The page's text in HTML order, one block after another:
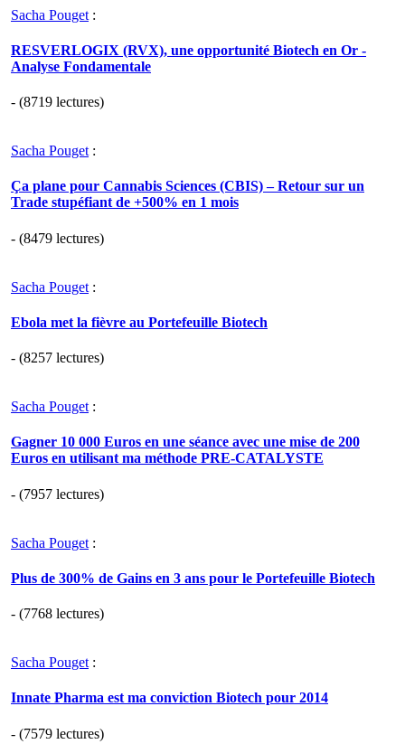
Sacha Pouget :
RESVERLOGIX (RVX), une opportunité Biotech en Or -
Analyse Fondamentale
- (8719 lectures)
Sacha Pouget :
Ça plane pour Cannabis Sciences (CBIS) – Retour sur un
Trade stupéfiant de +500% en 1 mois
- (8479 lectures)
Sacha Pouget :
Ebola met la fièvre au Portefeuille Biotech
- (8257 lectures)
Sacha Pouget :
Gagner 10 000 Euros en une séance avec une mise de 200
Euros en utilisant ma méthode PRE-CATALYSTE
- (7957 lectures)
Sacha Pouget :
Plus de 300% de Gains en 3 ans pour le Portefeuille Biotech
- (7768 lectures)
Sacha Pouget :
Innate Pharma est ma conviction Biotech pour 2014
- (7579 lectures)